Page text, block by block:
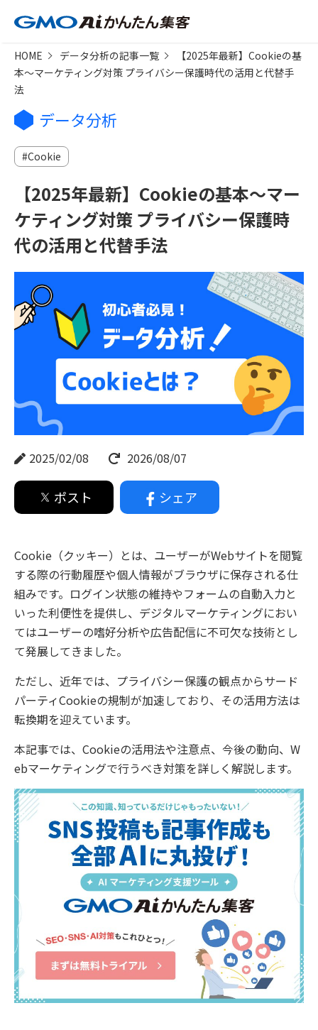
HOME データ分析の記事一覧
【2025年最新】Cookieの基
本～マーケティング対策 プライバシー保護時代の活用と代替手
法
データ分析
Cookie
【2025年最新】Cookieの基本～マー
ケティング対策 プライバシー保護時
代の活用と代替手法
2025/02/08 2026/08/07
ポスト シェア
Cookie（クッキー）とは、ユーザーがWebサイトを閲覧
する際の行動履歴や個人情報がブラウザに保存される仕
組みです。ログイン状態の維持やフォームの自動入力と
いった利便性を提供し、デジタルマーケティングにおい
てはユーザーの嗜好分析や広告配信に不可欠な技術とし
て発展してきました。
ただし、近年では、プライバシー保護の観点からサード
パーティCookieの規制が加速しており、その活用方法は
転換期を迎えています。
本記事では、Cookieの活用法や注意点、今後の動向、W
ebマーケティングで行うべき対策を詳しく解説します。